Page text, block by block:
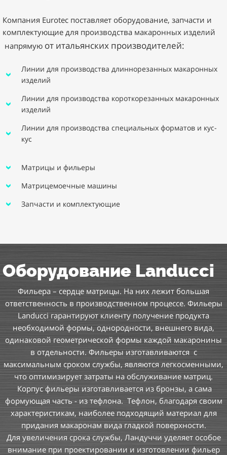
Компания Eurotec поставляет оборудование, запчасти и
комплектующие для производства макаронных изделий
напрямую от итальянских производителей:
Линии для производства длиннорезанных макаронных
изделий
Линии для производства короткорезанных макаронных
изделий
Линии для производства специальных форматов и кус-
кус
Матрицы и фильеры
Матрицемоечные машины
Запчасти и комплектующие
Оборудование Landucci
Фильера – сердце матрицы. На них лежит большая
ответственность в производственном процессе. Фильеры
Landucci гарантируют клиенту получение продукта
необходимой формы, однородности, внешнего вида,
одинаковой геометрической формы каждой макаронины
в отдельности. Фильеры изготавливаются с
максимальным сроком службы, являются легкосменными,
что оптимизирует затраты на обслуживание матриц.
Корпус фильеры изготавливается из бронзы, а сама
формующая часть - из тефлона. Тефлон, благодаря своим
характеристикам, наиболее подходящий материал для
придания макаронам вида гладкой поверхности.
Для увеличения срока службы, Ландуччи уделяет особое
внимание при проектировании и изготовлении фильер